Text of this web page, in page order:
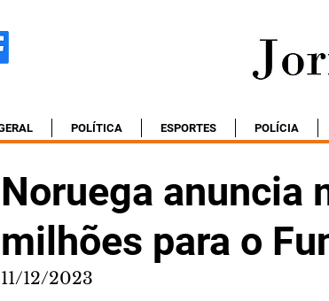
POLÍTICA ESPORTES POLÍCIA
Noruega anuncia
milhões para o
11/12/2023